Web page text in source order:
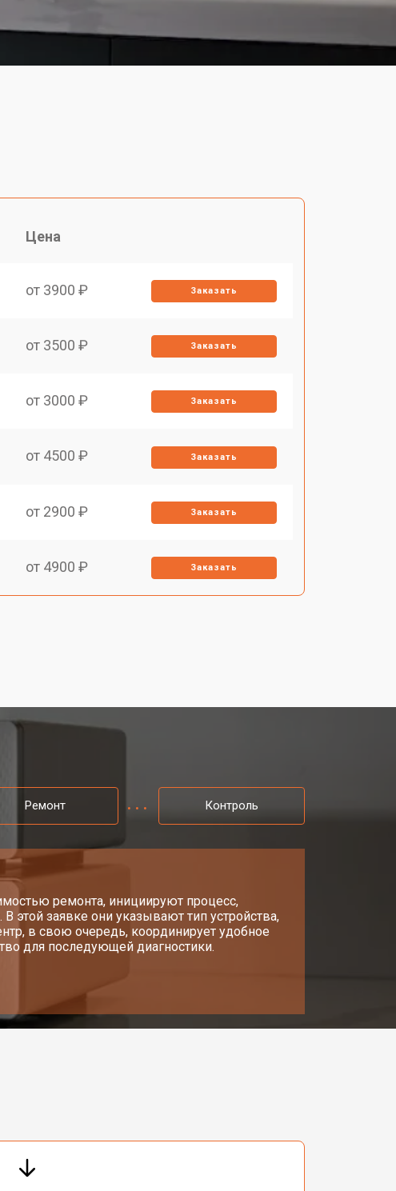
Цена
от 3900 ₽ Заказать
от 3500 ₽ Заказать
от 3000 ₽ Заказать
от 4500 ₽ Заказать
от 2900 ₽ Заказать
от 4900 ₽ Заказать
Ремонт Контроль
ремонта, инициируют процесс,
этой заявке они указывают тип устройства,
в свою очередь, координирует удобное
для последующей диагностики.